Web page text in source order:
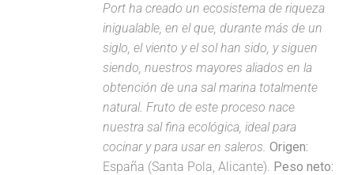
Port ha creado un ecosistema de riqueza
inigualable, en el que, durante más de un
siglo, el viento y el sol han sido, y siguen
siendo, nuestros mayores aliados en la
obtención de una sal marina totalmente
natural. Fruto de este proceso nace
nuestra sal fina ecológica, ideal para
cocinar y para usar en saleros. Origen:
España (Santa Pola, Alicante). Peso neto: